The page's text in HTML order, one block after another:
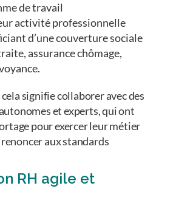
de travail
activité professionnelle
d’une couverture sociale
assurance chômage,
signifie collaborer avec des
et experts, qui ont
pour exercer leur métier
aux standards
RH agile et